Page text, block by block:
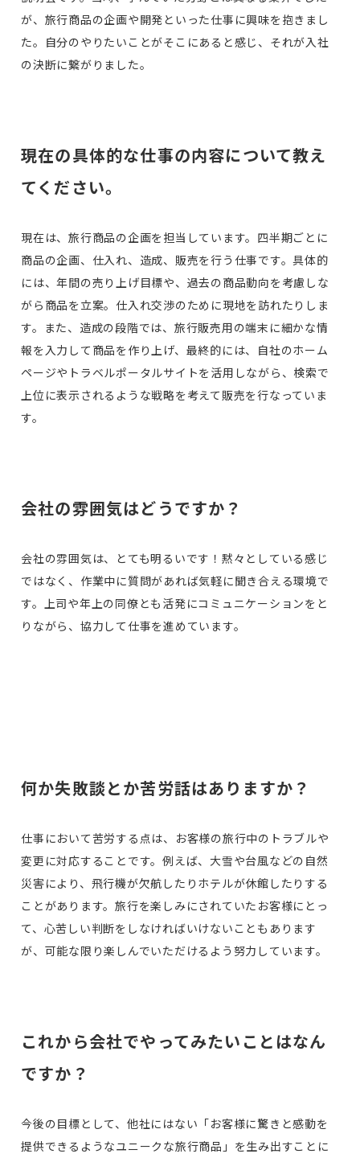
が、旅行商品の企画や開発といった仕事に興味を抱きまし
た。自分のやりたいことがそこにあると感じ、それが入社
の決断に繋がりました。
現在の具体的な仕事の内容について教え
てください。
現在は、旅行商品の企画を担当しています。四半期ごとに
商品の企画、仕入れ、造成、販売を行う仕事です。具体的
には、年間の売り上げ目標や、過去の商品動向を考慮しな
がら商品を立案。仕入れ交渉のために現地を訪れたりしま
す。また、造成の段階では、旅行販売用の端末に細かな情
報を入力して商品を作り上げ、最終的には、自社のホーム
ページやトラベルポータルサイトを活用しながら、検索で
上位に表示されるような戦略を考えて販売を行なっていま
す。
会社の雰囲気はどうですか？
会社の雰囲気は、とても明るいです！黙々としている感じ
ではなく、作業中に質問があれば気軽に聞き合える環境で
す。上司や年上の同僚とも活発にコミュニケーションをと
りながら、協力して仕事を進めています。
何か失敗談とか苦労話はありますか？
仕事において苦労する点は、お客様の旅行中のトラブルや
変更に対応することです。例えば、大雪や台風などの自然
災害により、飛行機が欠航したりホテルが休館したりする
ことがあります。旅行を楽しみにされていたお客様にとっ
て、心苦しい判断をしなければいけないこともあります
が、可能な限り楽しんでいただけるよう努力しています。
これから会社でやってみたいことはなん
ですか？
今後の目標として、他社にはない「お客様に驚きと感動を
提供できるようなユニークな旅行商品」を生み出すことに